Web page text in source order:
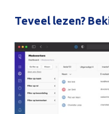
Teveel lezen?